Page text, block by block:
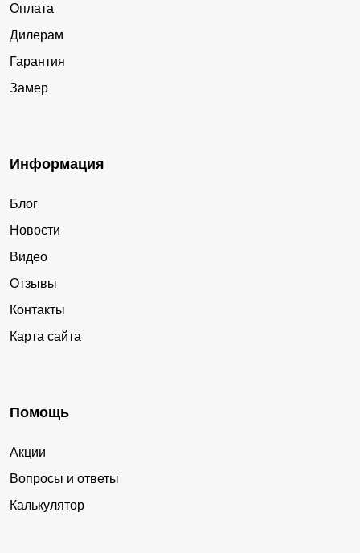
Оплата
Дилерам
Гарантия
Замер
Информация
Блог
Новости
Видео
Отзывы
Контакты
Карта сайта
Помощь
Акции
Вопросы и ответы
Калькулятор